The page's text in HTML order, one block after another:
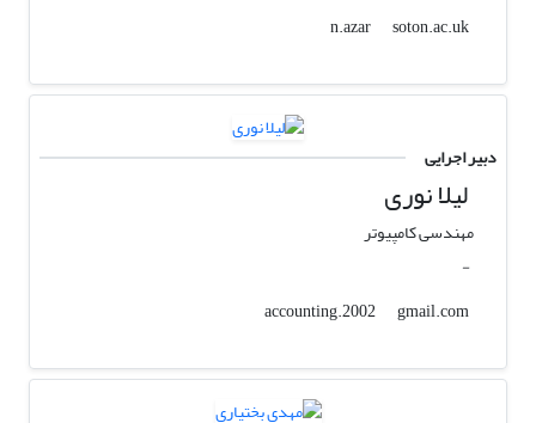
n.azar
soton.ac.uk
دبیر اجرایی
لیلا نوری
مهندسی کامپیوتر
-
accounting.2002
gmail.com